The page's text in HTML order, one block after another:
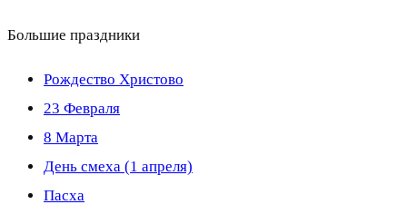
Большие праздники
Рождество Христово
23 Февраля
8 Марта
День смеха (1 апреля)
Пасха